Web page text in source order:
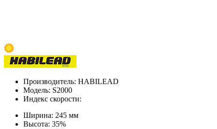
Производитель: HABILEAD
Модель: S2000
Индекс скорости:
Ширина: 245 мм
Высота: 35%